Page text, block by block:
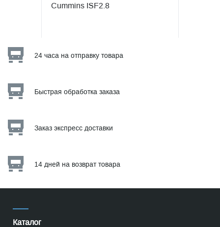
Cummins ISF2.8
24 часа на отправку товара
Быстрая обработка заказа
Заказ экспресс доставки
14 дней на возврат товара
Каталог